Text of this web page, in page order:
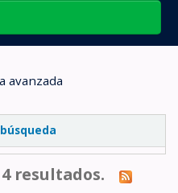
avanzada
resultados.